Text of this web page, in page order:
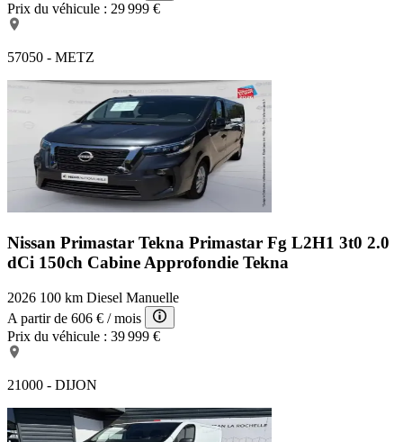
Prix du véhicule : 29 999 €
57050 - METZ
Nissan Primastar Tekna Primastar Fg L2H1 3t0 2.0
dCi 150ch Cabine Approfondie Tekna
2026 100 km Diesel Manuelle
A partir de 606 € / mois
Prix du véhicule : 39 999 €
21000 - DIJON